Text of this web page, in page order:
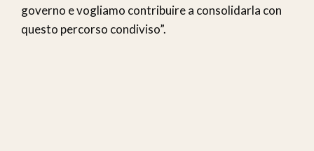
governo e vogliamo contribuire a consolidarla con
questo percorso condiviso”.